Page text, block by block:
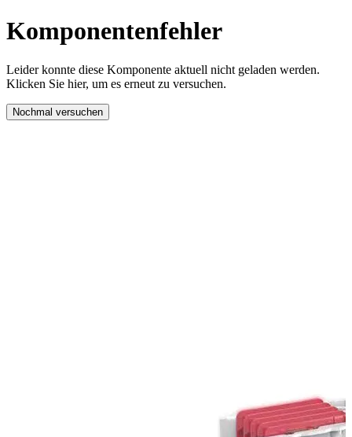
Komponentenfehler
Leider konnte diese Komponente aktuell nicht geladen werden.
Klicken Sie hier, um es erneut zu versuchen.
Nochmal versuchen